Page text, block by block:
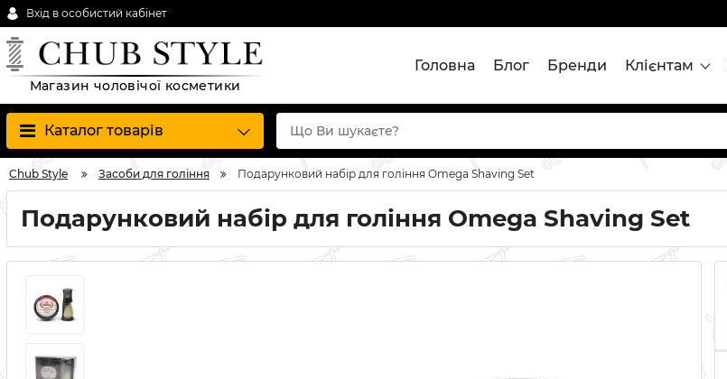
Вхід в особистий кабінет
Магазин чоловічої косметики
Головна Блог Бренди Клієнтам
Каталог товарів
Chub Style Засоби для гоління Подарунковий набір для гоління Omega Shaving Set
Подарунковий набір для гоління Omega Shaving Set